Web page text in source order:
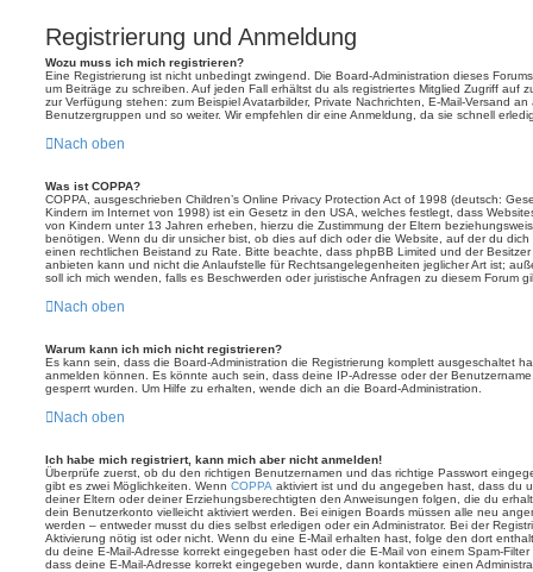
Registrierung und Anmeldung
Wozu muss ich mich registrieren?
Eine Registrierung ist nicht unbedingt zwingend. Die Board-Administration dieses
um Beiträge zu schreiben. Auf jeden Fall erhältst du als registriertes Mitglied Zugriff auf
zur Verfügung stehen: zum Beispiel Avatarbilder, Private Nachrichten, E-Mail-Versand
Benutzergruppen und so weiter. Wir empfehlen dir eine Anmeldung, da sie schnell
Nach oben
Was ist COPPA?
COPPA, ausgeschrieben Children’s Online Privacy Protection Act of 1998 (deutsch:
Kindern im Internet von 1998) ist ein Gesetz in den USA, welches festlegt, dass
von Kindern unter 13 Jahren erheben, hierzu die Zustimmung der Eltern
benötigen. Wenn du dir unsicher bist, ob dies auf dich oder die Website, auf der du
einen rechtlichen Beistand zu Rate. Bitte beachte, dass phpBB Limited und der
anbieten kann und nicht die Anlaufstelle für Rechtsangelegenheiten jeglicher Art ist;
soll ich mich wenden, falls es Beschwerden oder juristische Anfragen zu diesem Forum
Nach oben
Warum kann ich mich nicht registrieren?
Es kann sein, dass die Board-Administration die Registrierung komplett ausgeschaltet
anmelden können. Es könnte auch sein, dass deine IP-Adresse oder der
gesperrt wurden. Um Hilfe zu erhalten, wende dich an die Board-Administration.
Nach oben
Ich habe mich registriert, kann mich aber nicht anmelden!
Überprüfe zuerst, ob du den richtigen Benutzernamen und das richtige Passwort
gibt es zwei Möglichkeiten. Wenn COPPA aktiviert ist und du angegeben hast, dass du
deiner Eltern oder deiner Erziehungsberechtigten den Anweisungen folgen, die du
dein Benutzerkonto vielleicht aktiviert werden. Bei einigen Boards müssen alle neu
werden – entweder musst du dies selbst erledigen oder ein Administrator. Bei der
Aktivierung nötig ist oder nicht. Wenn du eine E-Mail erhalten hast, folge den dort
du deine E-Mail-Adresse korrekt eingegeben hast oder die E-Mail von einem Spam-
dass deine E-Mail-Adresse korrekt eingegeben wurde, dann kontaktiere einen